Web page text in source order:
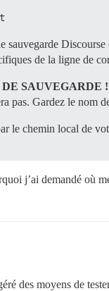
sauvegarde
de la ligne de
SAUVEGARDE !
pas. Gardez le nom
le chemin local de
j’ai demandé où
des moyens de